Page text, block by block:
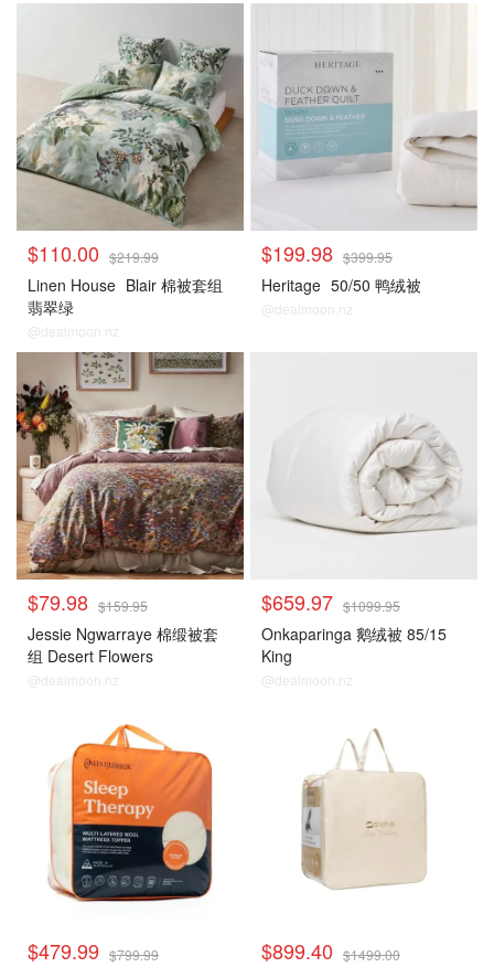
$110.00 $219.99
Linen House Blair 棉被套组
翡翠绿
@dealmoon.nz
$199.98 $399.95
Heritage 50/50 鸭绒被
@dealmoon.nz
$79.98 $159.95
Jessie Ngwarraye 棉缎被套
组 Desert Flowers
@dealmoon.nz
$659.97 $1099.95
Onkaparinga 鹅绒被 85/15
King
@dealmoon.nz
$479.99 $799.99 $899.40 $1499.00